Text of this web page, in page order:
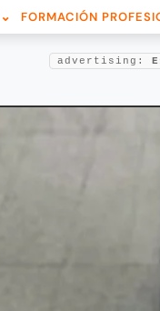
FORMACIÓN
advertising: